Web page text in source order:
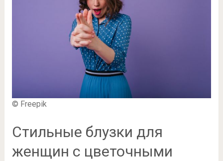
© Freepik
Стильные блузки для
женщин с цветочными